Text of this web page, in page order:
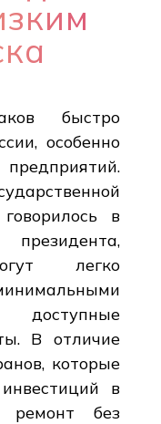
быстро
особенно
в
легко
доступные
В отличие
которые
в
без